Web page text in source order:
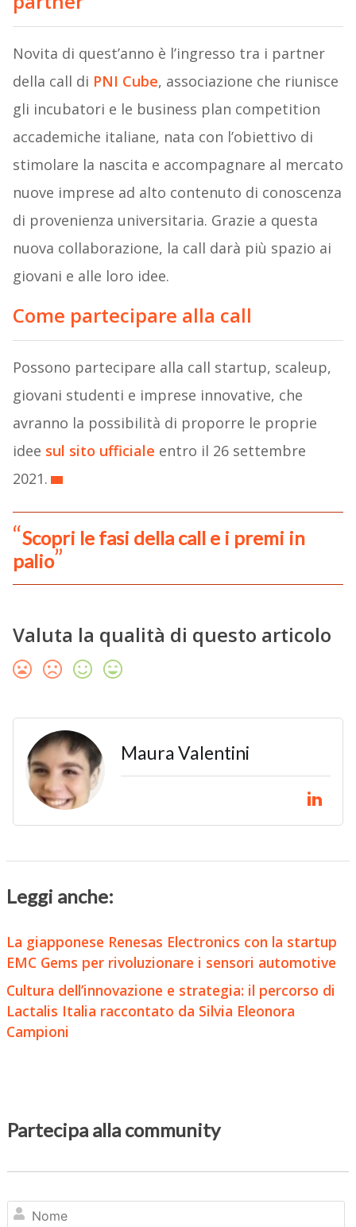
Novita di quest’anno è l’ingresso tra i partner
della call di PNI Cube, associazione che riunisce
gli incubatori e le business plan competition
accademiche italiane, nata con l’obiettivo di
stimolare la nascita e accompagnare al mercato
nuove imprese ad alto contenuto di conoscenza
di provenienza universitaria. Grazie a questa
nuova collaborazione, la call darà più spazio ai
giovani e alle loro idee.
Come partecipare alla call
Possono partecipare alla call startup, scaleup,
giovani studenti e imprese innovative, che
avranno la possibilità di proporre le proprie
idee sul sito ufficiale entro il 26 settembre
2021.
Scopri le fasi della call e i premi in
palio
Valuta la qualità di questo articolo
Maura Valentini
Leggi anche:
La giapponese Renesas Electronics con la startup
EMC Gems per rivoluzionare i sensori automotive
Cultura dell’innovazione e strategia: il percorso di
Lactalis Italia raccontato da Silvia Eleonora
Campioni
Partecipa alla community